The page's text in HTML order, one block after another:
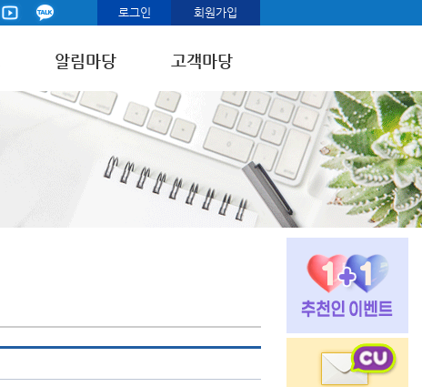
로그인 회원가입
알림마당 고객마당